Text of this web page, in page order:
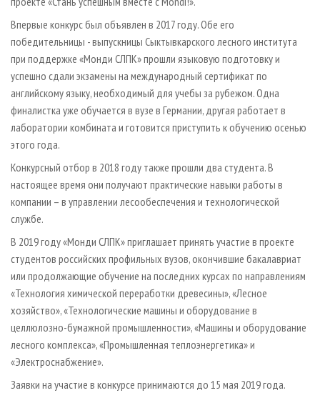
Впервые конкурс был объявлен в 2017 году. Обе его
победительницы - выпускницы Сыктывкарского лесного института
при поддержке «Монди СЛПК» прошли языковую подготовку и
успешно сдали экзамены на международный сертификат по
английскому языку, необходимый для учебы за рубежом. Одна
финалистка уже обучается в вузе в Германии, другая работает в
лаборатории комбината и готовится приступить к обучению осенью
этого года.
Конкурсный отбор в 2018 году также прошли два студента. В
настоящее время они получают практические навыки работы в
компании – в управлении лесообеспечения и технологической
службе.
В 2019 году «Монди СЛПК» приглашает принять участие в проекте
студентов российских профильных вузов, окончившие бакалавриат
или продолжающие обучение на последних курсах по направлениям
«Технология химической переработки древесины», «Лесное
хозяйство», «Технологические машины и оборудование в
целлюлозно-бумажной промышленности», «Машины и оборудование
лесного комплекса», «Промышленная теплоэнергетика» и
«Электроснабжение».
Заявки на участие в конкурсе принимаются до 15 мая 2019 года.